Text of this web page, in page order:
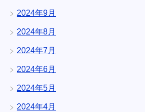
2024年9月
2024年8月
2024年7月
2024年6月
2024年5月
2024年4月